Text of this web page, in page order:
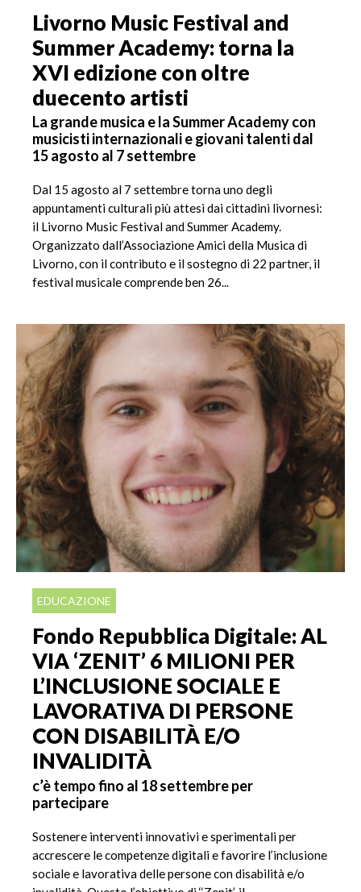
Livorno Music Festival and
Summer Academy: torna la
XVI edizione con oltre
duecento artisti
La grande musica e la Summer Academy con
musicisti internazionali e giovani talenti dal
15 agosto al 7 settembre
Dal 15 agosto al 7 settembre torna uno degli
appuntamenti culturali più attesi dai cittadini livornesi:
il Livorno Music Festival and Summer Academy.
Organizzato dall’Associazione Amici della Musica di
Livorno, con il contributo e il sostegno di 22 partner, il
festival musicale comprende ben 26...
EDUCAZIONE
Fondo Repubblica Digitale: AL
VIA ‘ZENIT’ 6 MILIONI PER
L’INCLUSIONE SOCIALE E
LAVORATIVA DI PERSONE
CON DISABILITÀ E/O
INVALIDITÀ
c’è tempo fino al 18 settembre per
partecipare
Sostenere interventi innovativi e sperimentali per
accrescere le competenze digitali e favorire l’inclusione
sociale e lavorativa delle persone con disabilità e/o